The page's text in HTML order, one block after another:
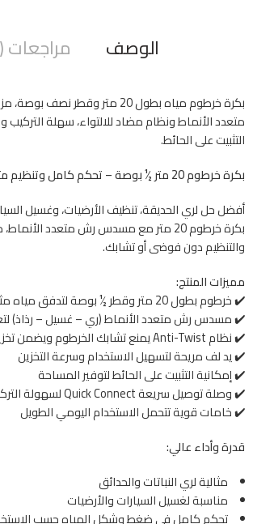
الوصف مراجعات (0)
بكرة خرطوم مياه بطول 20 متر
متعدد الأنماط ونظام مضاد للالتواء، سهلة التركيب
التثبيت على الحائط.
بكرة خرطوم 20 متر ½ بوصة – تحكم كامل وتنظيم مثالي
أفضل حل لري الحديقة، تنظيف الأرضيات، وغسيل
بكرة خرطوم 20 متر مع مسدس رش متعدد
والتنظيم دون فوضى أو تشابك.
مميزات المنتج:
✔️ خرطوم بطول 20 متر وقطر ½ بوصة لتدفق مياه مثالي
✔️ مسدس رش متعدد الأنماط (ري – غسيل – رذاذ)
✔️ نظام Anti-Twist يمنع تشابك الخرطوم ويضمن تخزين مرتب
✔️ يد لف مريحة لتسهيل الاستخدام وسرعة التخزين
✔️ إمكانية التثبيت على الحائط لتوفير المساحة
✔️ وصلة توصيل سريعة Quick Connect لسهولة التركيب
✔️ خامات قوية تتحمل الاستخدام اليومي الطويل
قدرة وأداء عالي:
مثالية لري النباتات والحدائق
مناسبة لغسيل السيارات والأرضيات
تحكم كامل في ضغط وشكل المياه حسب